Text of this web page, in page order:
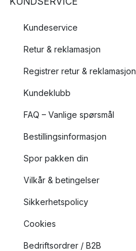
Kundeservice
Retur & reklamasjon
Registrer retur & reklamasjon
Kundeklubb
FAQ – Vanlige spørsmål
Bestillingsinformasjon
Spor pakken din
Vilkår & betingelser
Sikkerhetspolicy
Cookies
Bedriftsordrer / B2B